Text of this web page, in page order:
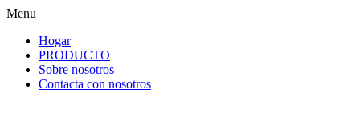
Menu
Hogar
PRODUCTO
Sobre nosotros
Contacta con nosotros